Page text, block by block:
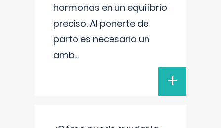
hormonas en un equilibrio
preciso. Al ponerte de
parto es necesario un
amb...
+